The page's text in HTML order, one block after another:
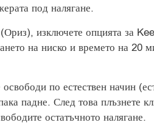
под налягане.
изключете опцията за
на ниско и времето на 20
по естествен начин
падне. След това плъзнете
остатъчното налягане.